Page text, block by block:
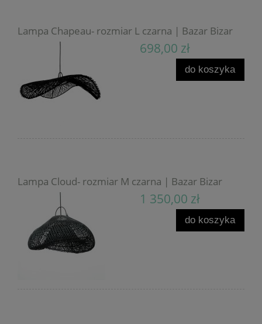
Lampa Chapeau- rozmiar L czarna | Bazar Bizar
698,00 zł
do koszyka
Lampa Cloud- rozmiar M czarna | Bazar Bizar
1 350,00 zł
do koszyka